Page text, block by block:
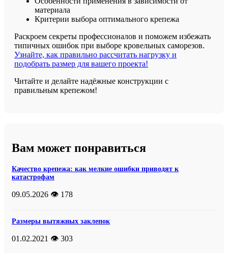
материала
Критерии выбора оптимального крепежа
Раскроем секреты профессионалов и поможем избежать
типичных ошибок при выборе кровельных саморезов.
Узнайте, как правильно рассчитать нагрузку и
подобрать размер для вашего проекта!
Читайте и делайте надёжные конструкции с
правильным крепежом!
Вам может понравиться
Качество крепежа: как мелкие ошибки приводят к
катастрофам
09.05.2026 👁️ 178
Размеры вытяжных заклепок
01.02.2021 👁️ 303